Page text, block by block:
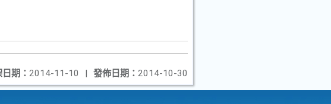
發佈日期： 2014-10-30
期： 2014-11-10 |